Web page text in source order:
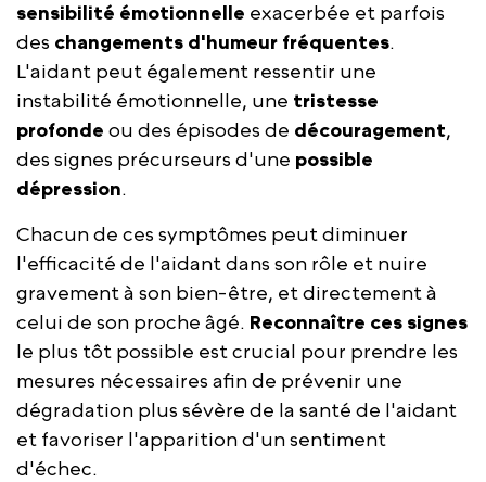
sensibilité émotionnelle exacerbée et parfois
des changements d'humeur fréquentes.
L'aidant peut également ressentir une
instabilité émotionnelle, une tristesse
profonde ou des épisodes de découragement,
des signes précurseurs d'une possible
dépression.
Chacun de ces symptômes peut diminuer
l'efficacité de l'aidant dans son rôle et nuire
gravement à son bien-être, et directement à
celui de son proche âgé. Reconnaître ces signes
le plus tôt possible est crucial pour prendre les
mesures nécessaires afin de prévenir une
dégradation plus sévère de la santé de l'aidant
et favoriser l'apparition d'un sentiment
d'échec.